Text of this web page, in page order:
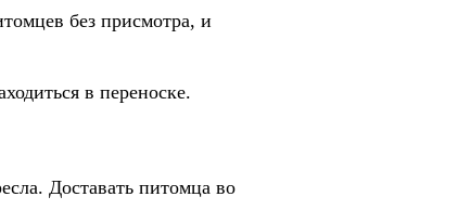
без присмотра, и
в переноске.
Доставать питомца во